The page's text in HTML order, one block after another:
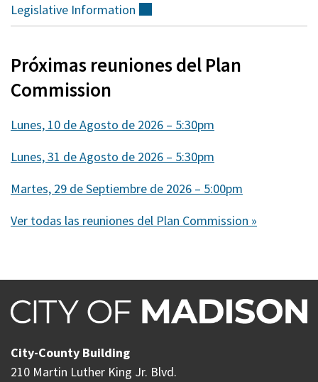
Legislative Information
Próximas reuniones del Plan
Commission
Lunes, 10 de Agosto de 2026 – 5:30pm
Lunes, 31 de Agosto de 2026 – 5:30pm
Martes, 29 de Septiembre de 2026 – 5:00pm
Ver todas las reuniones del Plan Commission »
City-County Building
210 Martin Luther King Jr. Blvd.